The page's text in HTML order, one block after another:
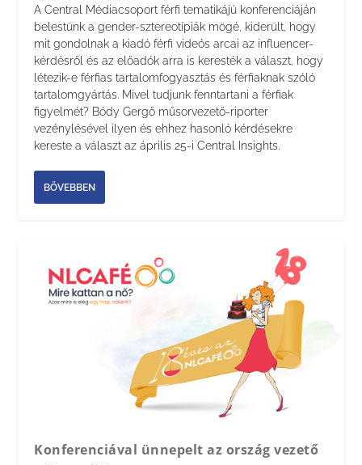
A Central Médiacsoport férfi tematikájú konferenciáján
belestünk a gender-sztereotípiák mögé, kiderült, hogy
mit gondolnak a kiadó férfi videós arcai az influencer-
kérdésről és az előadók arra is keresték a választ, hogy
létezik-e férfias tartalomfogyasztás és férfiaknak szóló
tartalomgyártás. Mivel tudjunk fenntartani a férfiak
figyelmét? Bódy Gergő műsorvezető-riporter
vezénylésével ilyen és ehhez hasonló kérdésekre
kereste a választ az április 25-i Central Insights.
BŐVEBBEN
Konferenciával ünnepelt az ország vezető